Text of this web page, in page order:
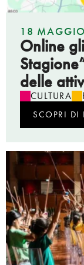
18
Online
delle
CULTURA
SCOPRI DI